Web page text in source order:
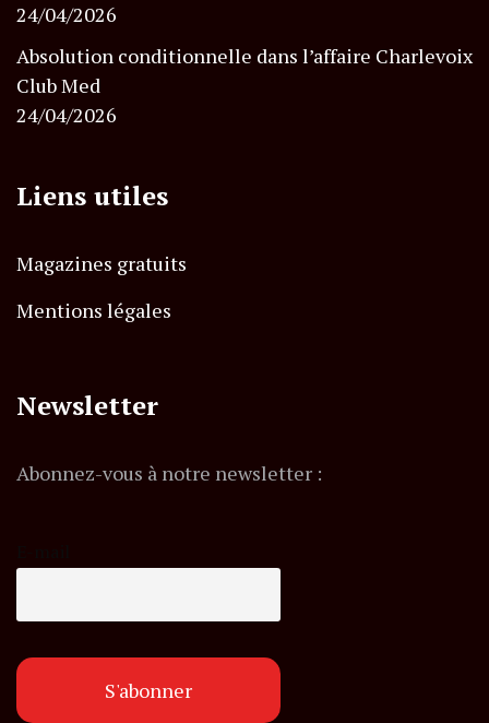
24/04/2026
Absolution conditionnelle dans l’affaire Charlevoix
Club Med
24/04/2026
Liens utiles
Magazines gratuits
Mentions légales
Newsletter
Abonnez-vous à notre newsletter :